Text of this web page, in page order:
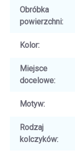
Obróbka
powierzchni:
Kolor:
Miejsce
docelowe:
Motyw:
Rodzaj
kolczyków: